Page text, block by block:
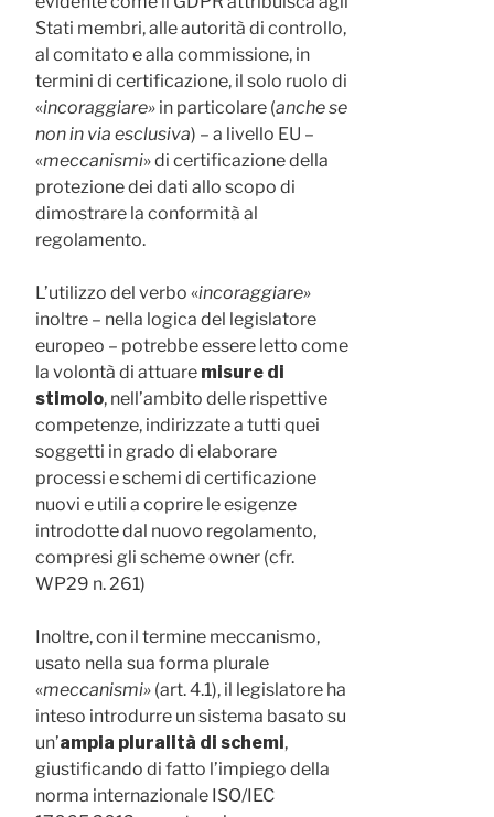
Stati membri, alle autorità di controllo,
al comitato e alla commissione, in
termini di certificazione, il solo ruolo di
«incoraggiare» in particolare (anche se
non in via esclusiva) – a livello EU –
«meccanismi» di certificazione della
protezione dei dati allo scopo di
dimostrare la conformità al
regolamento.
L’utilizzo del verbo «incoraggiare»
inoltre – nella logica del legislatore
europeo – potrebbe essere letto come
la volontà di attuare misure di
stimolo, nell’ambito delle rispettive
competenze, indirizzate a tutti quei
soggetti in grado di elaborare
processi e schemi di certificazione
nuovi e utili a coprire le esigenze
introdotte dal nuovo regolamento,
compresi gli scheme owner (cfr.
WP29 n. 261)
Inoltre, con il termine meccanismo,
usato nella sua forma plurale
«meccanismi» (art. 4.1), il legislatore ha
inteso introdurre un sistema basato su
un’ampia pluralità di schemi,
giustificando di fatto l’impiego della
norma internazionale ISO/IEC